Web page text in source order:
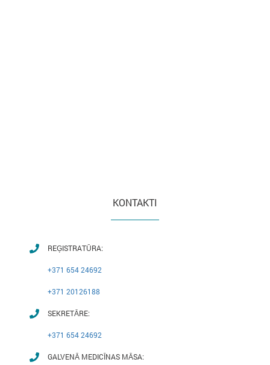
KONTAKTI
REĢISTRATŪRA:
+371 654 24692
+371 20126188
SEKRETĀRE:
+371 654 24692
GALVENĀ MEDICĪNAS MĀSA: